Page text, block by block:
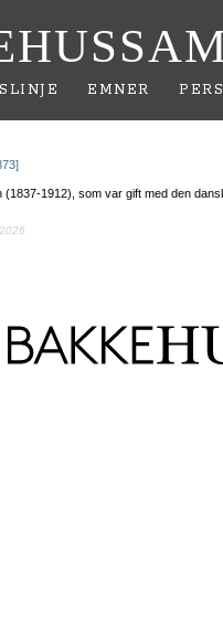
EMNER
(1837-1912), som var gift med den